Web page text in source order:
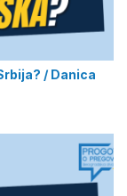
/ Danica